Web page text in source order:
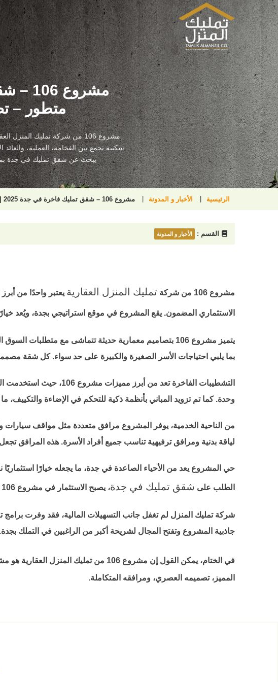
متطور –
مشروع 106 من شركة تمليك
سكنية تجمع بين الفخامة، العملية،
يبحث عن شقق تمليك في جدة بمواصفات
الرئيسية الأخبار و المدونة مشروع 106 – شقق تمليك فاخرة في جدة 2025 | موقع متطور – تصميم عصري – عوائد استثمارية
القسم : الأخبار و المدونة
مشروع 106 من شركة تمليك المنزل العقارية يعتبر واحدًا من
الاستثماري المضمون. يقع المشروع في موقع استراتيجي بجدة، ويُعد
بما يلبي احتياجات الأسر الصغيرة والكبيرة على حد سواء. كل شقة
التشطيبات الفاخرة تعد
وحدة. كما تم تزويد المباني بأنظمة ذكية للتحكم في الإضاءة
من الناحية الخدمية، يوفر المشروع مرافق متعددة مثل مواقف
لياقة بدنية ومرافق ترفيهية تناسب جميع أفراد الأسرة. هذه المرافق تجعل من امتلاك شقة في مشروع 106
حي المشروع يعد من الأحياء الصاعدة في جدة، ما يجعله خيارًا
الطلب على شقق تمليك في جدة، يصبح الاستثمار في مشروع 106 فرصة لا تُعوّض.
شركة تمليك المنزل لم تغفل جانب التسهيلات المالية، فقد وفرت
جاذبية المشروع وتفتح المجال لشريحة أكبر من الراغبين في التملك بجدة.
في الختام، يمكن القول إن مشروع 106 من تمليك المنزل العقارية هو مشروع متكامل يلبي احتياجات الباحثين عن
المميز، تصميمه العصري، ومرافقه المتكاملة.